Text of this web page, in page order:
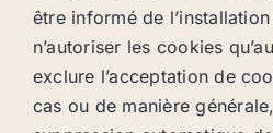
être informé de
n’autoriser les cookies
exclure l’acceptation de
cas ou de manière